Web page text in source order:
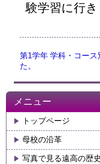
験学習に行き
第1学年 学科・コー
た。
メニュー
トップページ
母校の沿革
写真で見る遠高の歴史